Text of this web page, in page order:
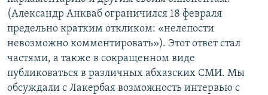
(Александр Анкваб ограничился 18 февраля
предельно кратким откликом: «нелепости
невозможно комментировать»). Этот ответ стал
частями, а также в сокращенном виде
публиковаться в различных абхазских СМИ. Мы
обсуждали с Лакербая возможность интервью с